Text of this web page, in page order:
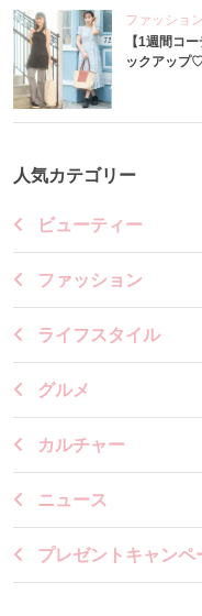
ファッション
【1週間コ
ックアップ
人気カテゴリー
ビューティー
ファッション
ライフスタイル
グルメ
カルチャー
ニュース
プレゼントキャンペ